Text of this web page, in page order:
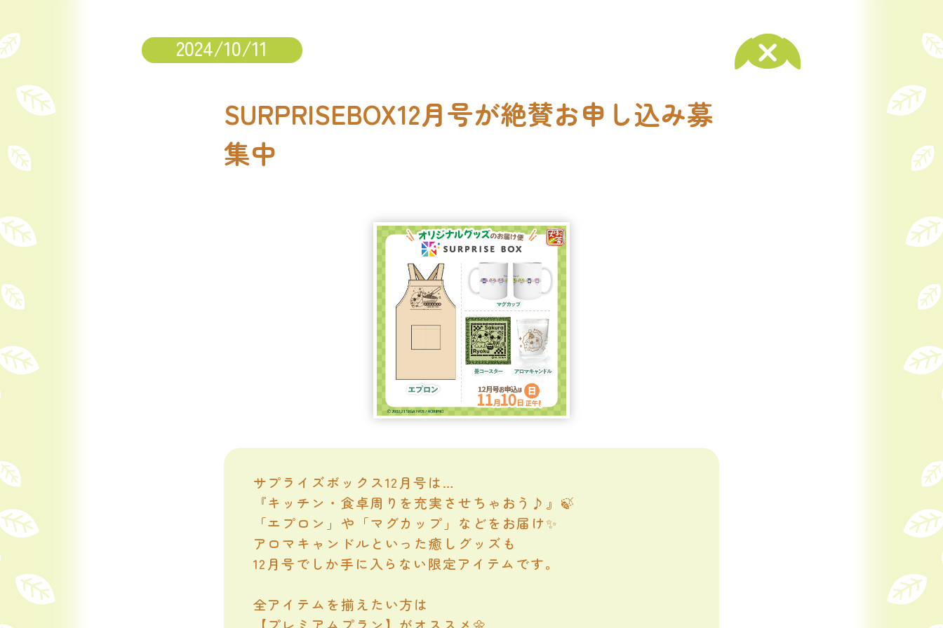
2024/10/11
SURPRISEBOX12月号が絶賛お申し込み募
集中
サプライズボックス12月号は…
『キッチン・食卓周りを充実させちゃおう♪』🍃
「エプロン」や「マグカップ」などをお届け✨
アロマキャンドルといった癒しグッズも
12月号でしか手に入らない限定アイテムです。
全アイテムを揃えたい方は